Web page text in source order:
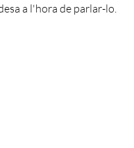
a l'hora de parlar-lo.